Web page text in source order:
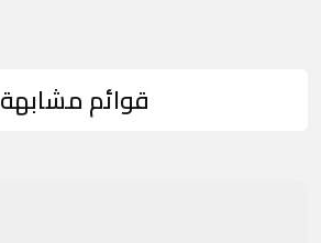
قوائم مشابهة